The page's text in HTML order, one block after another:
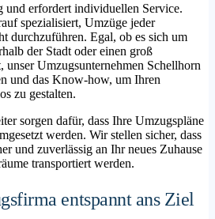
und erfordert individuellen Service.
spezialisiert, Umzüge jeder
durchzuführen. Egal, ob es sich um
der Stadt oder einen groß
unser Umzugsunternehmen Schellhorn
und das Know-how, um Ihren
zu gestalten.
sorgen dafür, dass Ihre Umzugspläne
werden. Wir stellen sicher, dass
und zuverlässig an Ihr neues Zuhause
transportiert werden.
entspannt ans Ziel